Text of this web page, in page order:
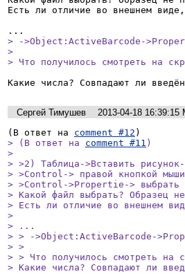
Есть ли отличие во внешнем
> ->Object:ActiveBarcode-
>
> Что получилось смотреть на
Какие числа? Совпадают ли
Сергей Тимушев
2013-04-18 16:39:15
(В ответ на comment #12
> (В ответ на comment #11 )
>
> >2) Таблица->Вставить
> >Control-> правой кнопкой
> >Control->Propertie-> выбрать
> Какой файл выбрать? Образец
> Есть ли отличие во внешнем
>
> ...
> > ->Object:ActiveBarcode-
> >
> > Что получилось смотреть на
> Какие числа? Совпадают ли